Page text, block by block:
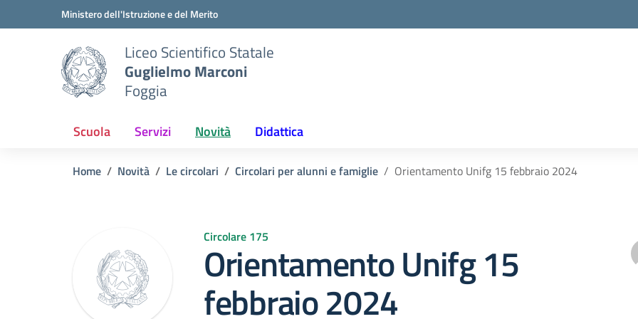
Vai ai contenuti
Vai al menu di navigazioneMinistero dell'Istruzione e del Merito
Liceo Scientifico Statale
Guglielmo Marconi
Foggia
Scuola Servizi Novità Didattica
Home Novità Le circolari Circolari per alunni e famiglie Orientamento Unifg 15 febbraio 2024
Circolare 175
Orientamento Unifg 15
febbraio 2024